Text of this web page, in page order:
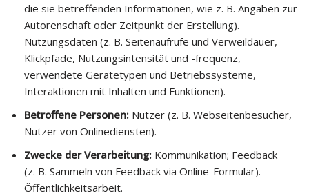
die sie betreffenden Informationen, wie z. B. Angaben zur
Autorenschaft oder Zeitpunkt der Erstellung).
Nutzungsdaten (z. B. Seitenaufrufe und Verweildauer,
Klickpfade, Nutzungsintensität und -frequenz,
verwendete Gerätetypen und Betriebssysteme,
Interaktionen mit Inhalten und Funktionen).
Betroffene Personen: Nutzer (z. B. Webseitenbesucher,
Nutzer von Onlinediensten).
Zwecke der Verarbeitung: Kommunikation; Feedback
(z. B. Sammeln von Feedback via Online-Formular).
Öffentlichkeitsarbeit.